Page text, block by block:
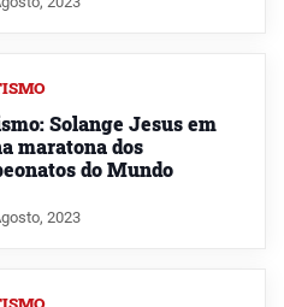
Solange Jesus em
maratona dos
do Mundo
2023